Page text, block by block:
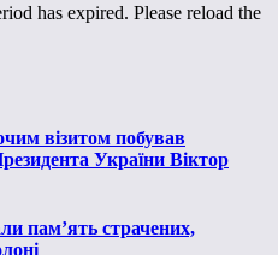
has expired. Please reload the
візитом побував
України Віктор
пам’ять страчених,